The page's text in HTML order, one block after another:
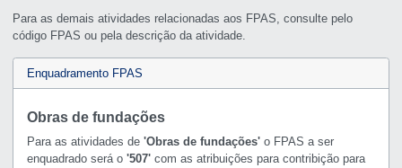
Para as demais atividades relacionadas aos FPAS, consulte pelo
código FPAS ou pela descrição da atividade.
Enquadramento FPAS
Obras de fundações
Para as atividades de 'Obras de fundações'o FPAS a ser
enquadrado será o '507'com as atribuições para contribição para